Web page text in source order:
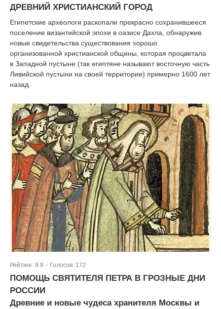
ДРЕВНИЙ ХРИСТИАНСКИЙ ГОРОД
Египетские археологи раскопали прекрасно сохранившееся
поселение византийской эпохи в оазисе Дахла, обнаружив
новые свидетельства существования хорошо
организованной христианской общины, которая процветала
в Западной пустыне (так египтяне называют восточную часть
Ливийской пустыни на своей территории) примерно 1600 лет
назад.
Рейтинг: 9.9 Голосов: 172
ПОМОЩЬ СВЯТИТЕЛЯ ПЕТРА В ГРОЗНЫЕ ДНИ
РОССИИ
Древние и новые чудеса хранителя Москвы и